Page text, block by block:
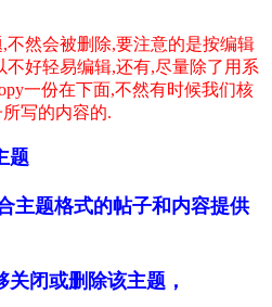
然会被删除,要注意的是按编辑
不好轻易编辑,还有,尽量除了用系
一份在下面,不然有时候我们核
写的内容的.
题
主题格式的帖子和内容提供
闭或删除该主题，